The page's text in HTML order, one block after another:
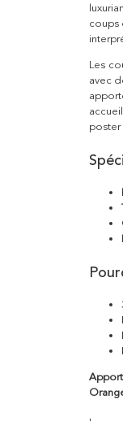
coups
Les
avec